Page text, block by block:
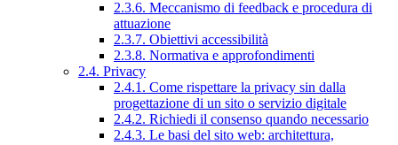
2.3.6. Meccanismo di feedback e procedura di
attuazione
2.3.7. Obiettivi accessibilità
2.3.8. Normativa e approfondimenti
2.4. Privacy
2.4.1. Come rispettare la privacy sin dalla
progettazione di un sito o servizio digitale
2.4.2. Richiedi il consenso quando necessario
2.4.3. Le basi del sito web: architettura,